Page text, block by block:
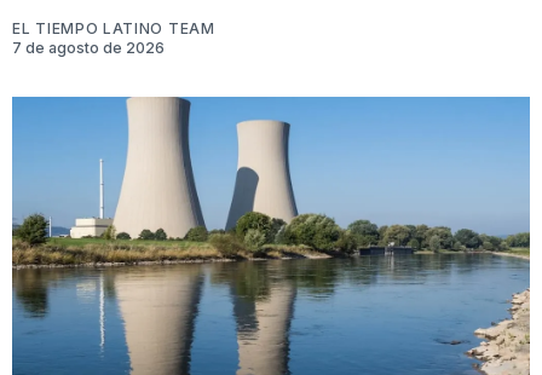
EL TIEMPO LATINO TEAM
7 de agosto de 2026